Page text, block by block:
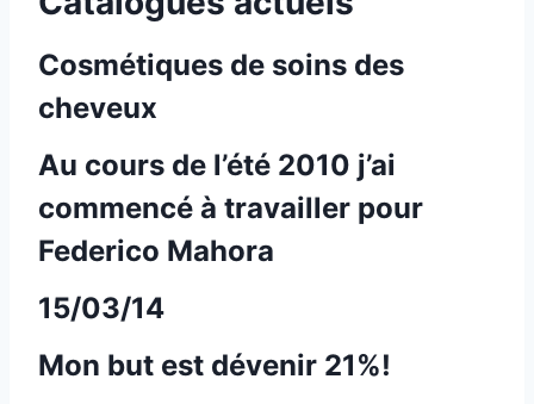
Cosmétiques de soins des
cheveux
Au cours de l’été 2010 j’ai
commencé à travailler pour
Federico Mahora
15/03/14
Mon but est dévenir 21%!